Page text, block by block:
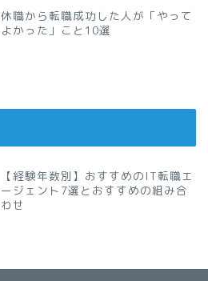
休職から転職成功した人が「やって
よかった」こと10選
【経験年数別】おすすめのIT転職エ
ージェント7選とおすすめの組み合
わせ